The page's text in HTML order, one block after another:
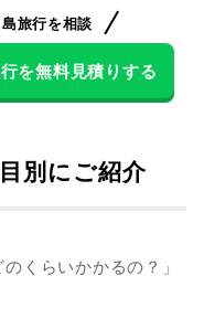
旅行を相談
を無料見積りする
別にご紹介
くらいかかるの？」